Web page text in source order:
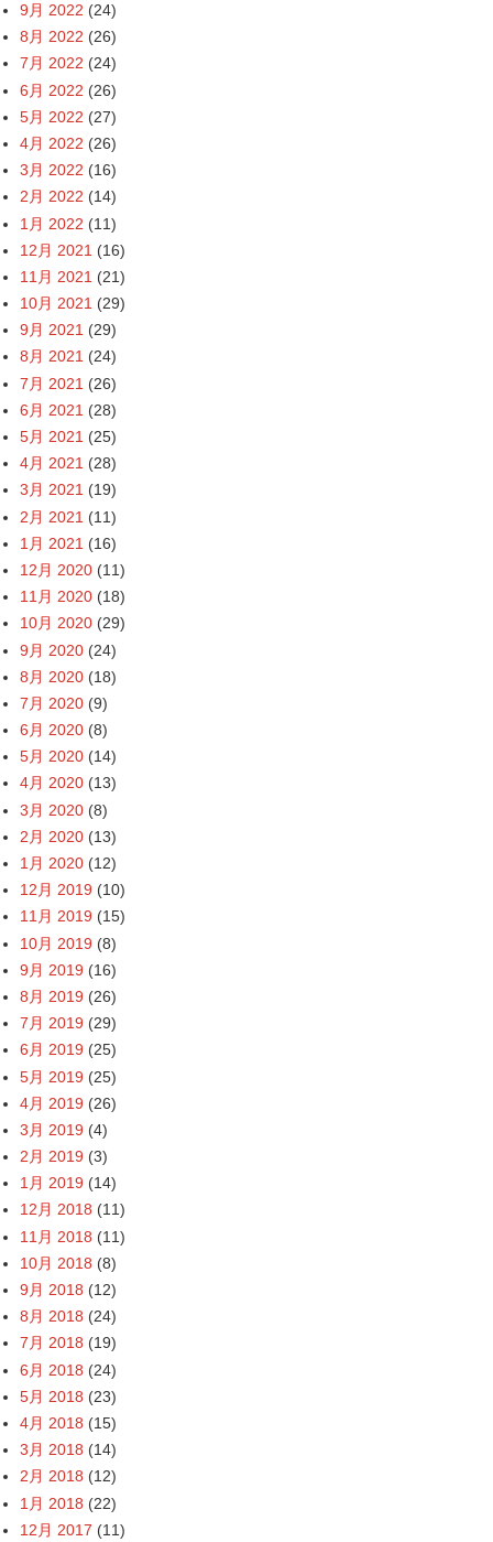
9月 2022 (24)
8月 2022 (26)
7月 2022 (24)
6月 2022 (26)
5月 2022 (27)
4月 2022 (26)
3月 2022 (16)
2月 2022 (14)
1月 2022 (11)
12月 2021 (16)
11月 2021 (21)
10月 2021 (29)
9月 2021 (29)
8月 2021 (24)
7月 2021 (26)
6月 2021 (28)
5月 2021 (25)
4月 2021 (28)
3月 2021 (19)
2月 2021 (11)
1月 2021 (16)
12月 2020 (11)
11月 2020 (18)
10月 2020 (29)
9月 2020 (24)
8月 2020 (18)
7月 2020 (9)
6月 2020 (8)
5月 2020 (14)
4月 2020 (13)
3月 2020 (8)
2月 2020 (13)
1月 2020 (12)
12月 2019 (10)
11月 2019 (15)
10月 2019 (8)
9月 2019 (16)
8月 2019 (26)
7月 2019 (29)
6月 2019 (25)
5月 2019 (25)
4月 2019 (26)
3月 2019 (4)
2月 2019 (3)
1月 2019 (14)
12月 2018 (11)
11月 2018 (11)
10月 2018 (8)
9月 2018 (12)
8月 2018 (24)
7月 2018 (19)
6月 2018 (24)
5月 2018 (23)
4月 2018 (15)
3月 2018 (14)
2月 2018 (12)
1月 2018 (22)
12月 2017 (11)